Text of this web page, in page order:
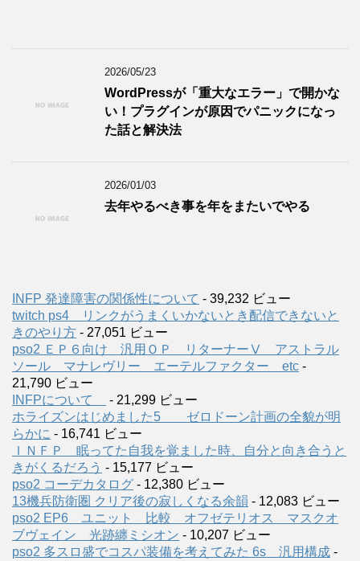
2026/05/23
WordPressが「重大なエラー」で開かな
い！プラグインが原因でパニックになっ
た話と解決法
2026/01/03
去年やるべき事を年をまたいでやる
INFP 発達障害の関係性について - 39,232 ビュー
twitch ps4 リンクがうまくいかないとき配信できないと
きのやり方 - 27,051 ビュー
pso2 ＥＰ６向け 汎用ＯＰ リターナーⅤ アストラル
ソール マナレヴリー エーテルファクター etc -
21,790 ビュー
INFPについて
- 21,299 ビュー
ホライズンはじめました5 ゼロドーン計画の全貌が明
らかに - 16,741 ビュー
ＩＮＦＰ 眠ってた自我を覚ました時、自分と向き合うと
きがくるだろう - 15,177 ビュー
pso2 コーデカタログ - 12,380 ビュー
13機兵防衛圏 クリア後の寂しくなる余韻 - 12,083 ビュー
pso2 EP6 ユニット 比較 オフゼテリオス マスクオ
ブヴェイン 光跡纏ミシオン - 10,207 ビュー
pso2 多スロ盛でコスパ装備を考えてみた 6s 汎用構成 -